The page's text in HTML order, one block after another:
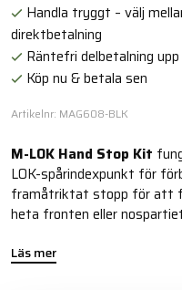
Handla tryggt – välj
direktbetalning
Räntefri delbetalning
Köp nu & betala sen
Artikelnr: MAG608-BLK
M-LOK Hand Stop Kit
LOK-spårindexpunkt för
framåtriktat stopp för att
heta fronten eller
Läs mer